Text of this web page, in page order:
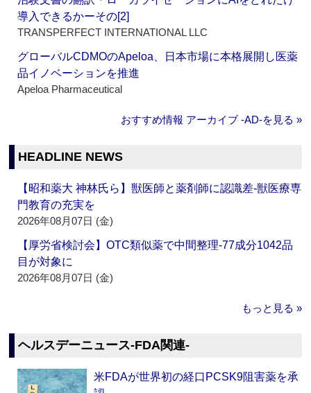
導入できるかーその[2]
TRANSPERFECT INTERNATIONAL LLC
グローバルCDMOのApeloa、日本市場に本格展開し医薬
品イノベーションを推進
Apeloa Pharmaceutical
おすすめ情報 アーカイブ ‐AD‐を見る »
HEADLINE NEWS
【昭和薬大 神林氏ら】獣医師と薬剤師に認識差‐獣医療専
門教育の充実を
2026年08月07日 (金)
【厚労省検討会】OTC類似薬で中間整理‐77成分1042品
目が対象に
2026年08月07日 (金)
もっと見る »
ヘルスデーニュース‐FDA関連‐
米FDAが世界初の経口PCSK9阻害薬を承